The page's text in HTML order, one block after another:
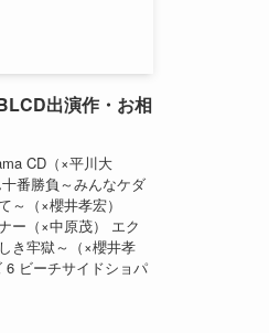
出演作・お相
CD（×平川大
番勝負～みんなケダ
（×櫻井孝宏）
ー（×中原茂） エク
き牢獄～（×櫻井孝
6 ビーチサイドショパ